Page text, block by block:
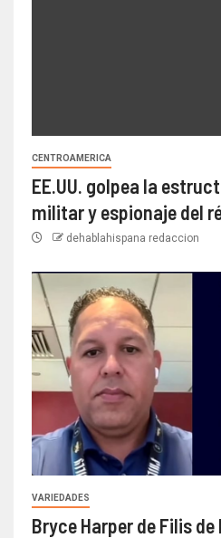
CENTROAMERICA
EE.UU. golpea la
militar y espionaje del
dehablahispana redaccion
VARIEDADES
Bryce Harper de Filis